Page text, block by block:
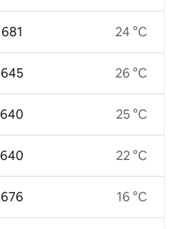
24 °C
26 °C
25 °C
22 °C
16 °C